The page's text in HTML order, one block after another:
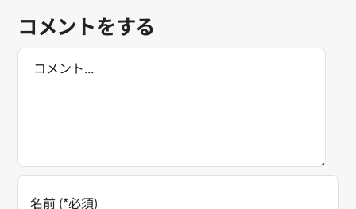
コメントをする
Comment